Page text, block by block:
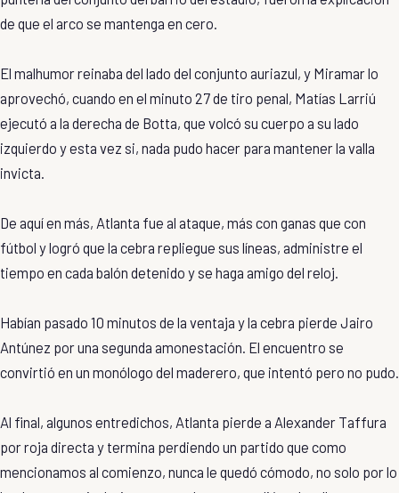
de que el arco se mantenga en cero.
El malhumor reinaba del lado del conjunto auriazul, y Miramar lo
aprovechó, cuando en el minuto 27 de tiro penal, Matías Larriú
ejecutó a la derecha de Botta, que volcó su cuerpo a su lado
izquierdo y esta vez si, nada pudo hacer para mantener la valla
invicta.
De aquí en más, Atlanta fue al ataque, más con ganas que con
fútbol y logró que la cebra repliegue sus líneas, administre el
tiempo en cada balón detenido y se haga amigo del reloj.
Habían pasado 10 minutos de la ventaja y la cebra pierde Jairo
Antúnez por una segunda amonestación. El encuentro se
convirtió en un monólogo del maderero, que intentó pero no pudo.
Al final, algunos entredichos, Atlanta pierde a Alexander Taffura
por roja directa y termina perdiendo un partido que como
mencionamos al comienzo, nunca le quedó cómodo, no solo por lo